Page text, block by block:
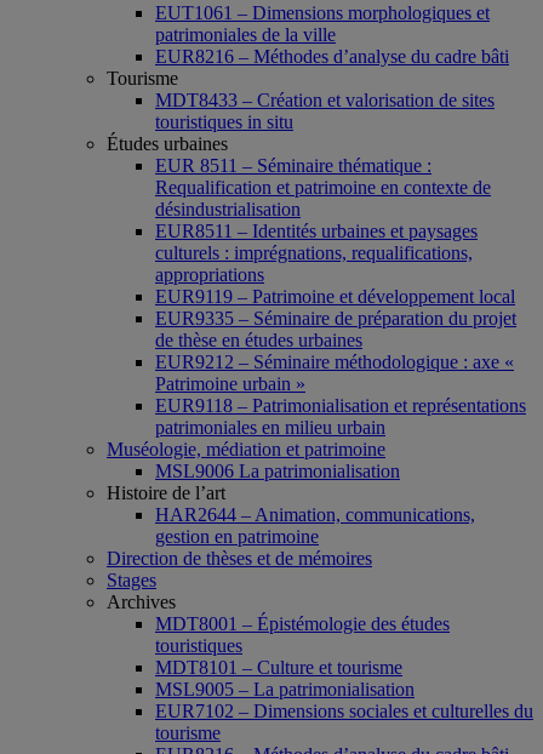
EUT1061 – Dimensions morphologiques et
patrimoniales de la ville
EUR8216 – Méthodes d’analyse du cadre bâti
Tourisme
MDT8433 – Création et valorisation de sites
touristiques in situ
Études urbaines
EUR 8511 – Séminaire thématique :
Requalification et patrimoine en contexte de
désindustrialisation
EUR8511 – Identités urbaines et paysages
culturels : imprégnations, requalifications,
appropriations
EUR9119 – Patrimoine et développement local
EUR9335 – Séminaire de préparation du projet
de thèse en études urbaines
EUR9212 – Séminaire méthodologique : axe «
Patrimoine urbain »
EUR9118 – Patrimonialisation et représentations
patrimoniales en milieu urbain
Muséologie, médiation et patrimoine
MSL9006 La patrimonialisation
Histoire de l’art
HAR2644 – Animation, communications,
gestion en patrimoine
Direction de thèses et de mémoires
Stages
Archives
MDT8001 – Épistémologie des études
touristiques
MDT8101 – Culture et tourisme
MSL9005 – La patrimonialisation
EUR7102 – Dimensions sociales et culturelles du
tourisme